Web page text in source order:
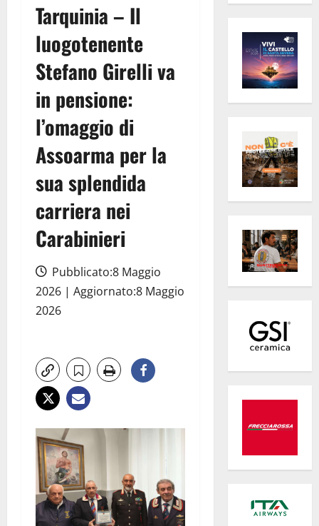
Tarquinia – Il
luogotenente
Stefano Girelli va
in pensione:
l’omaggio di
Assoarma per la
sua splendida
carriera nei
Carabinieri
Pubblicato:8 Maggio
2026 | Aggiornato:8 Maggio
2026